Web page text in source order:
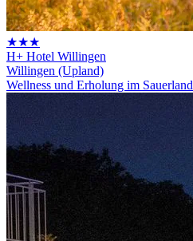
★★★
H+ Hotel Willingen
Willingen (Upland)
Wellness und Erholung im Sauerland